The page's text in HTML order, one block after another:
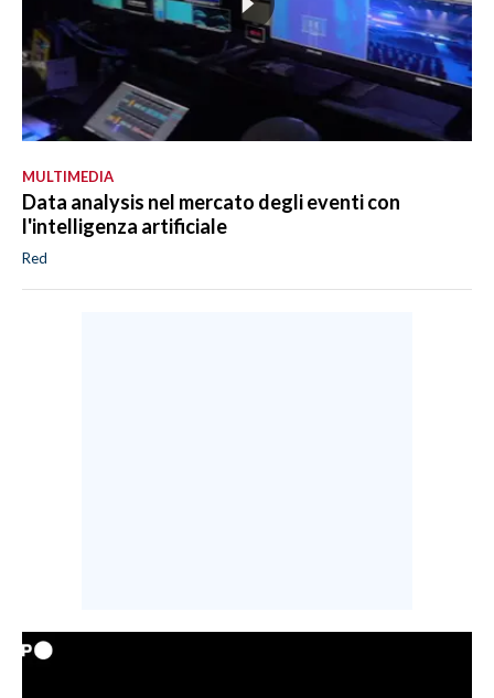
MULTIMEDIA
Data analysis nel mercato degli eventi con
l'intelligenza artificiale
Red